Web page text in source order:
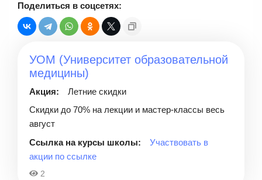
Поделиться в соцсетях:
УОМ (Университет образовательной
медицины)
Акция:
Летние скидки
Скидки до 70% на лекции и мастер-классы весь
август
Ссылка на курсы школы:
Участвовать в
акции по ссылке
2